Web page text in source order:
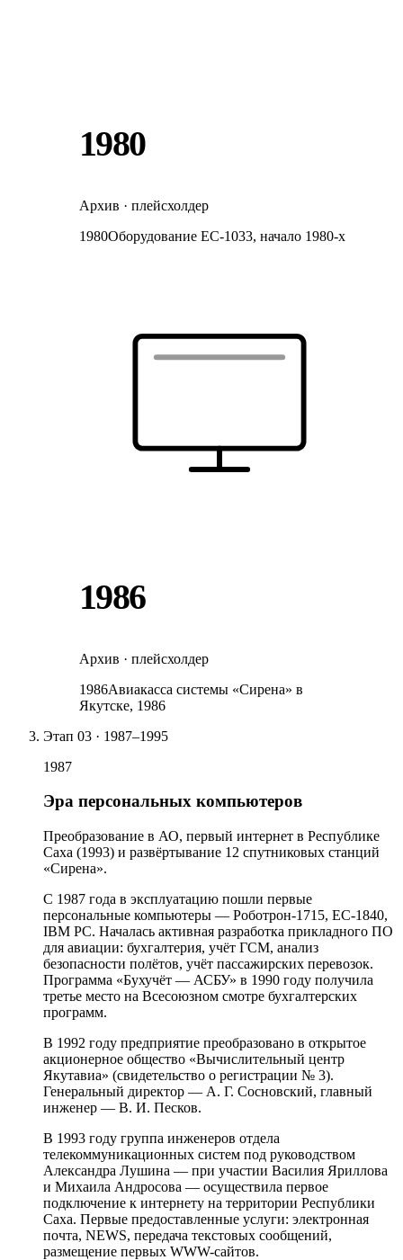
1980
Архив · плейсхолдер
1980Оборудование ЕС-1033, начало 1980-х
1986
Архив · плейсхолдер
1986Авиакасса системы «Сирена» в
Якутске, 1986
Этап 03 · 1987–1995
1987
Эра персональных компьютеров
Преобразование в АО, первый интернет в Республике
Саха (1993) и развёртывание 12 спутниковых станций
«Сирена».
С 1987 года в эксплуатацию пошли первые
персональные компьютеры — Роботрон-1715, ЕС-1840,
IBM PC. Началась активная разработка прикладного ПО
для авиации: бухгалтерия, учёт ГСМ, анализ
безопасности полётов, учёт пассажирских перевозок.
Программа «Бухучёт — АСБУ» в 1990 году получила
третье место на Всесоюзном смотре бухгалтерских
программ.
В 1992 году предприятие преобразовано в открытое
акционерное общество «Вычислительный центр
Якутавиа» (свидетельство о регистрации № 3).
Генеральный директор — А. Г. Сосновский, главный
инженер — В. И. Песков.
В 1993 году группа инженеров отдела
телекоммуникационных систем под руководством
Александра Лушина — при участии Василия Яриллова
и Михаила Андросова — осуществила первое
подключение к интернету на территории Республики
Саха. Первые предоставленные услуги: электронная
почта, NEWS, передача текстовых сообщений,
размещение первых WWW-сайтов.